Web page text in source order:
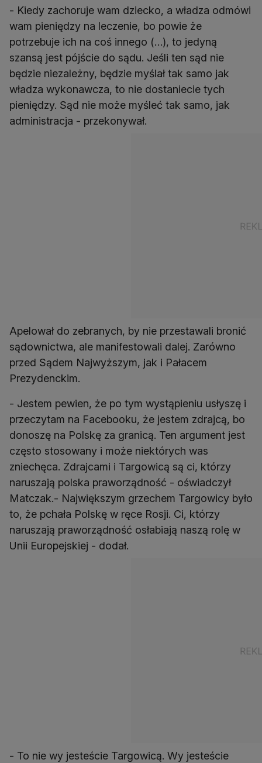
- Kiedy zachoruje wam dziecko, a władza odmówi
wam pieniędzy na leczenie, bo powie że
potrzebuje ich na coś innego (…), to jedyną
szansą jest pójście do sądu. Jeśli ten sąd nie
będzie niezależny, będzie myślał tak samo jak
władza wykonawcza, to nie dostaniecie tych
pieniędzy. Sąd nie może myśleć tak samo, jak
administracja - przekonywał.
Apelował do zebranych, by nie przestawali bronić
sądownictwa, ale manifestowali dalej. Zarówno
przed Sądem Najwyższym, jak i Pałacem
Prezydenckim.
- Jestem pewien, że po tym wystąpieniu usłyszę i
przeczytam na Facebooku, że jestem zdrajcą, bo
donoszę na Polskę za granicą. Ten argument jest
często stosowany i może niektórych was
zniechęca. Zdrajcami i Targowicą są ci, którzy
naruszają polska praworządność - oświadczył
Matczak.- Największym grzechem Targowicy było
to, że pchała Polskę w ręce Rosji. Ci, którzy
naruszają praworządność osłabiają naszą rolę w
Unii Europejskiej - dodał.
- To nie wy jesteście Targowicą. Wy jesteście